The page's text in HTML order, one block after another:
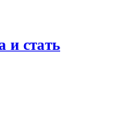
и стать